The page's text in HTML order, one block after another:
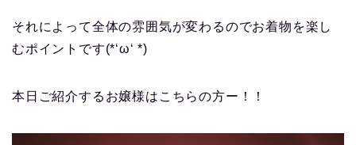
それによって全体の雰囲気が変わるのでお着物を楽し
むポイントです(*‘ω‘ *)
本日ご紹介するお嬢様はこちらの方ー！！